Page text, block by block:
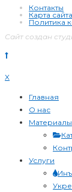
Контакты
Карта сайта
Политика
Сайт создан
X
Главная
О нас
Материалы
Услуги